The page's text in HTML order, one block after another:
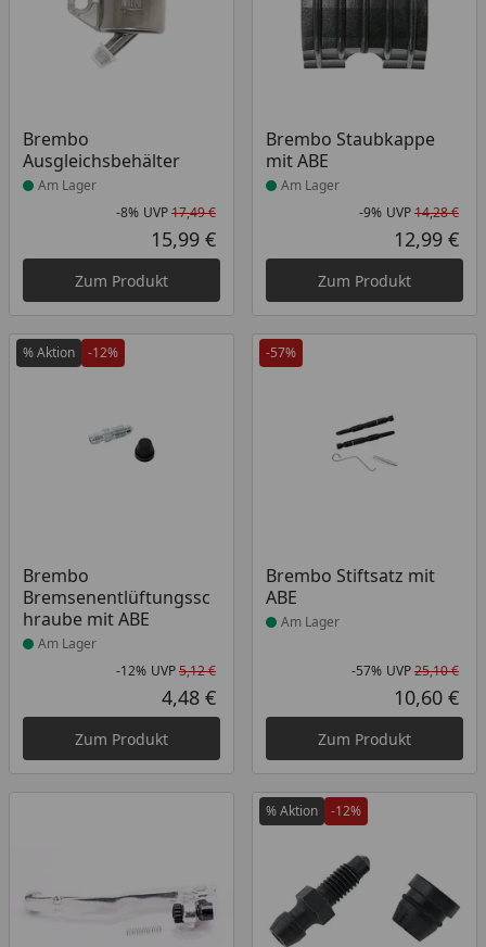
Brembo
Ausgleichsbehälter
Produkt am Lager
Am Lager
Rabatt in Prozent
-8%
Ursprünglicher Preis
UVP17,49 €
Aktueller Preis
15,99 €
Zum Produkt
Brembo Staubkappe
mit ABE
Produkt am Lager
Am Lager
-9% UVP14,28 €
12,99 €
Zum Produkt
% Aktion -12%
Brembo
Bremsenentlüftungssc
hraube mit ABE
Produkt am Lager
Am Lager
Rabatt in Prozent
-12%
Ursprünglicher Preis
UVP5,12 €
Aktueller Preis
4,48 €
Zum Produkt
-57%
Brembo Stiftsatz mit
ABE
Produkt am Lager
Am Lager
-57% UVP25,10 €
10,60 €
Zum Produkt
% Aktion -12%